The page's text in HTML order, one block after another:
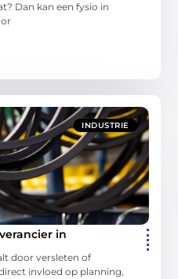
Dan kan een fysio in
INDUSTRIE
in
door versleten of
invloed op planning,